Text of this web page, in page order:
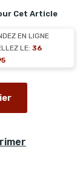
Cet Article
EN LIGNE
LE: 36